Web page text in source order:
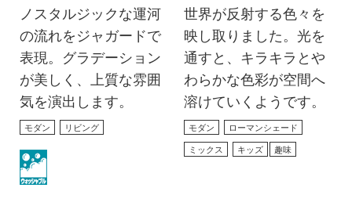
ノスタルジックな運河
の流れをジャガードで
表現。グラデーション
が美しく、上質な雰囲
気を演出します。
モダン リビング
世界が反射する色々を
映し取りました。光を
通すと、キラキラとや
わらかな色彩が空間へ
溶けていくようです。
モダン
ローマンシェード
ミックス
キッズ 趣味